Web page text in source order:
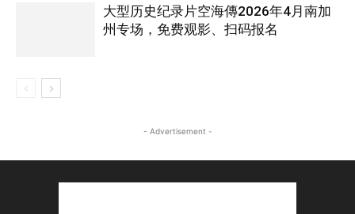
大型历史纪录片空海傳2026年4月南加
州专场，免费观影、扫码报名
- Advertisement -